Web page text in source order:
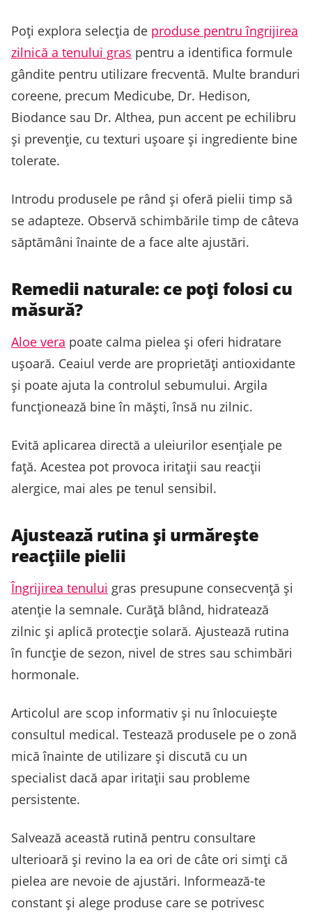
Poți explora selecția de produse pentru îngrijirea
zilnică a tenului gras pentru a identifica formule
gândite pentru utilizare frecventă. Multe branduri
coreene, precum Medicube, Dr. Hedison,
Biodance sau Dr. Althea, pun accent pe echilibru
și prevenție, cu texturi ușoare și ingrediente bine
tolerate.
Introdu produsele pe rând și oferă pielii timp să
se adapteze. Observă schimbările timp de câteva
săptămâni înainte de a face alte ajustări.
Remedii naturale: ce poți folosi cu
măsură?
Aloe vera poate calma pielea și oferi hidratare
ușoară. Ceaiul verde are proprietăți antioxidante
și poate ajuta la controlul sebumului. Argila
funcționează bine în măști, însă nu zilnic.
Evită aplicarea directă a uleiurilor esențiale pe
față. Acestea pot provoca iritații sau reacții
alergice, mai ales pe tenul sensibil.
Ajustează rutina și urmărește
reacțiile pielii
Îngrijirea tenului gras presupune consecvență și
atenție la semnale. Curăță blând, hidratează
zilnic și aplică protecție solară. Ajustează rutina
în funcție de sezon, nivel de stres sau schimbări
hormonale.
Articolul are scop informativ și nu înlocuiește
consultul medical. Testează produsele pe o zonă
mică înainte de utilizare și discută cu un
specialist dacă apar iritații sau probleme
persistente.
Salvează această rutină pentru consultare
ulterioară și revino la ea ori de câte ori simți că
pielea are nevoie de ajustări. Informează-te
constant și alege produse care se potrivesc